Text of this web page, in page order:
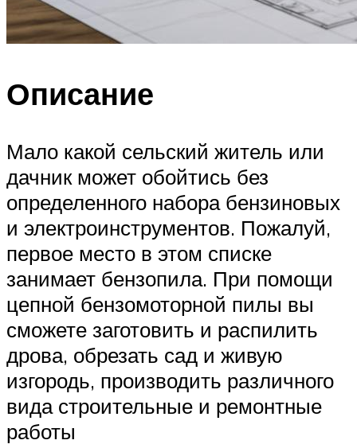
Описание
Мало какой сельский житель или
дачник может обойтись без
определенного набора бензиновых
и электроинструментов. Пожалуй,
первое место в этом списке
занимает бензопила. При помощи
цепной бензомоторной пилы вы
сможете заготовить и распилить
дрова, обрезать сад и живую
изгородь, производить различного
вида строительные и ремонтные
работы